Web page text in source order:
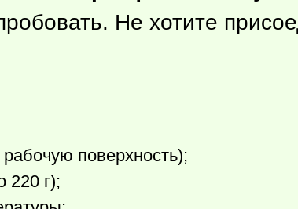
Не хотите
поверхность);
220 г);